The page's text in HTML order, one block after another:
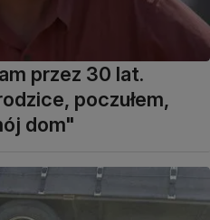
przez 30 lat.
poczułem,
dom"